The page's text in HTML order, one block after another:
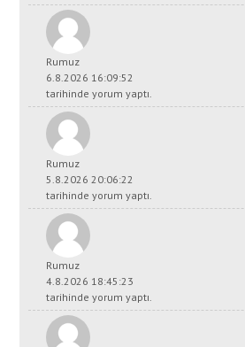
Rumuz
6.8.2026 16:09:52
tarihinde yorum yaptı.
Rumuz
5.8.2026 20:06:22
tarihinde yorum yaptı.
Rumuz
4.8.2026 18:45:23
tarihinde yorum yaptı.